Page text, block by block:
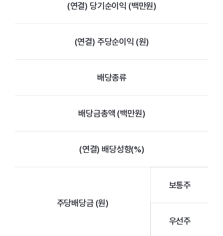
(연결) 당기순이익 (백만원)
(연결) 주당순이익 (원)
배당종류
배당금총액 (백만원)
(연결) 배당성향(%)
주당배당금 (원)
보통주
우선주